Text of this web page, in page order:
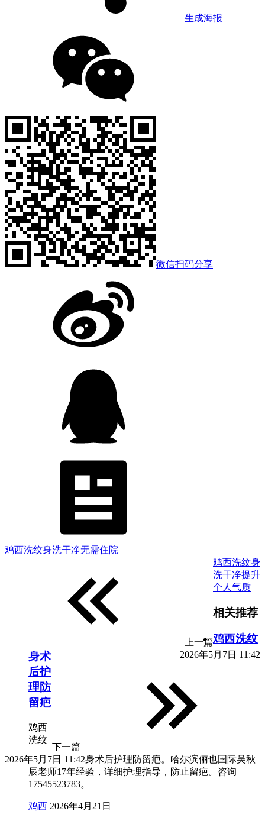
生成海报
微信扫码分享
鸡西洗纹身洗干净无需住院
上一篇
2026年5月7日 11:42
鸡西洗纹身
洗干净提升
个人气质
下一篇
2026年5月7日 11:42
相关推荐
鸡西洗纹
身术
后护
理防
留疤
鸡西
洗纹
身术后护理防留疤。哈尔滨俪也国际吴秋
辰老师17年经验，详细护理指导，防止留疤。咨询
17545523783。
鸡西 2026年4月21日